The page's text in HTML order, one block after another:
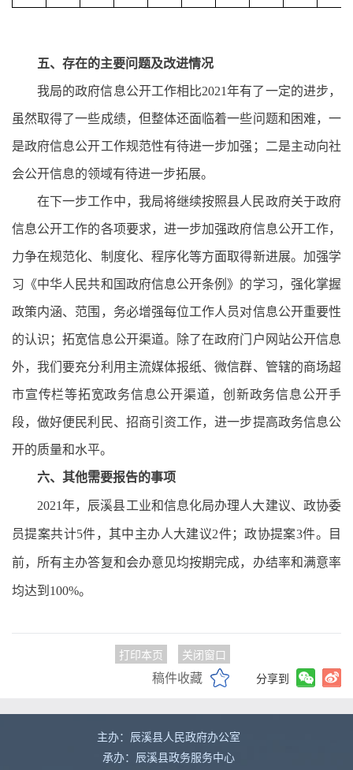
五、存在的主要问题及改进情况
我局的政府信息公开工作相比2021年有了一定的进步，
虽然取得了一些成绩，但整体还面临着一些问题和困难，一
是政府信息公开工作规范性有待进一步加强；二是主动向社
会公开信息的领域有待进一步拓展。
在下一步工作中，我局将继续按照县人民政府关于政府
信息公开工作的各项要求，进一步加强政府信息公开工作，
力争在规范化、制度化、程序化等方面取得新进展。加强学
习《中华人民共和国政府信息公开条例》的学习，强化掌握
政策内涵、范围，务必增强每位工作人员对信息公开重要性
的认识；拓宽信息公开渠道。除了在政府门户网站公开信息
外，我们要充分利用主流媒体报纸、微信群、管辖的商场超
市宣传栏等拓宽政务信息公开渠道，创新政务信息公开手
段，做好便民利民、招商引资工作，进一步提高政务信息公
开的质量和水平。
六、其他需要报告的事项
2021年，辰溪县工业和信息化局办理人大建议、政协委
员提案共计5件，其中主办人大建议2件；政协提案3件。目
前，所有主办答复和会办意见均按期完成，办结率和满意率
均达到100%。
打印本页 关闭窗口
稿件收藏 分享到
主办：辰溪县人民政府办公室
承办：辰溪县政务服务中心